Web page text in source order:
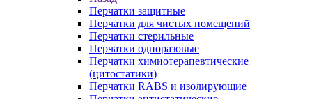
Перчатки защитные
Перчатки для чистых помещений
Перчатки стерильные
Перчатки одноразовые
Перчатки химиотерапевтические
(цитостатики)
Перчатки RABS и изолирующие